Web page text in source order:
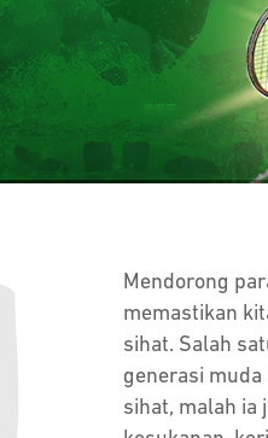
Mendorong
memastikan
sihat. Salah
generasi
sihat, malah ia